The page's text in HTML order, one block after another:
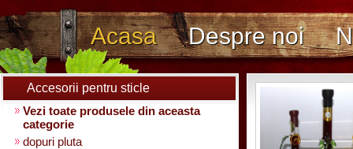
Acasa Despre noi
Accesorii pentru sticle
Vezi toate produsele din aceasta
categorie
dopuri pluta